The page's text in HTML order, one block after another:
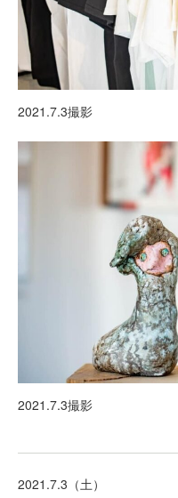
2021.7.3撮影
2021.7.3撮影
2021.7.3（土）